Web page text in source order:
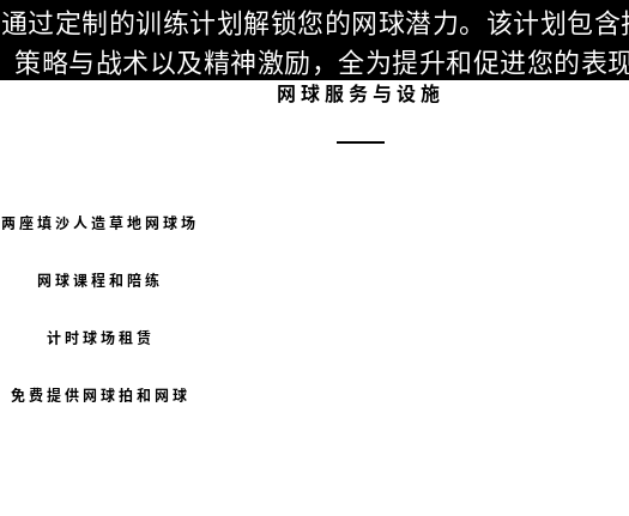
通过定制的训练计划解锁您的网球潜力。该计划包含
策略与战术以及精神激励，全为提升和促进您的表
网球服务与设施
两座填沙人造草地网球场
网球课程和陪练
计时球场租赁
免费提供网球拍和网球